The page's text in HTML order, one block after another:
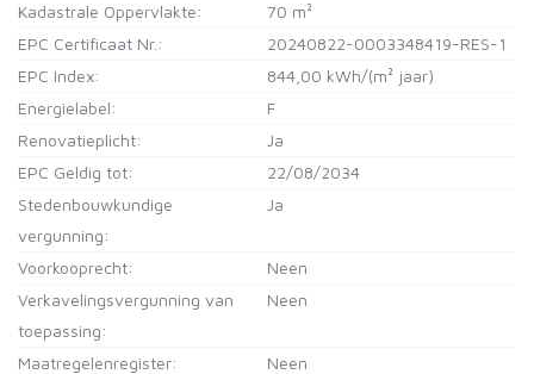
Kadastrale Oppervlakte:
70 m²
EPC Certificaat Nr.:
20240822-0003348419-RES-1
EPC Index:
844,00 kWh/(m² jaar)
Energielabel:
F
Renovatieplicht:
Ja
EPC Geldig tot:
22/08/2034
Stedenbouwkundige
vergunning:
Ja
Voorkooprecht:
Neen
Verkavelingsvergunning van
toepassing:
Neen
Maatregelenregister:
Neen